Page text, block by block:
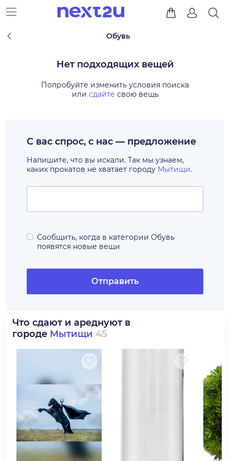
Обувь
Нет подходящих вещей
Попробуйте изменить условия поиска
или сдайте свою вещь
С вас спрос, с нас — предложение
Напишите, что вы искали. Так мы узнаем,
каких прокатов не хватает городу Мытищи.
Сообщить, когда в категории Обувь
появятся новые вещи
Отправить
Что сдают и ареднуют в
городе Мытищи 45